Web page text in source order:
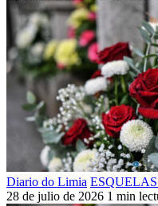
Diario do Limia
28 de julio de 2026 1 min